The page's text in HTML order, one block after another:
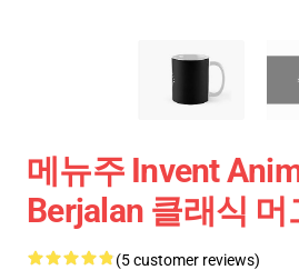
메뉴주 Invent
Berjalan 클래식 머
(5 customer reviews)